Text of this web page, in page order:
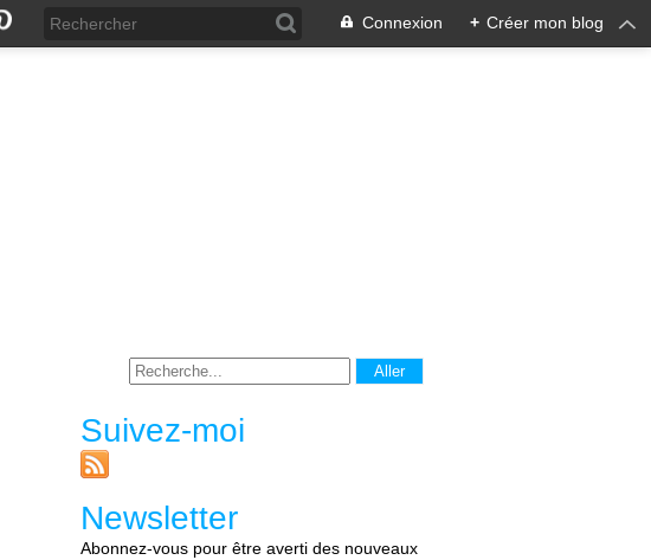
Connexion + Créer mon blog
Suivez-moi
Newsletter
Abonnez-vous pour être averti des nouveaux